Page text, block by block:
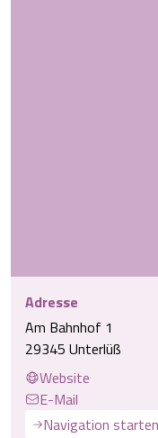
Adresse
Am Bahnhof 1
29345 Unterlüß
Website
E-Mail
Navigation starten